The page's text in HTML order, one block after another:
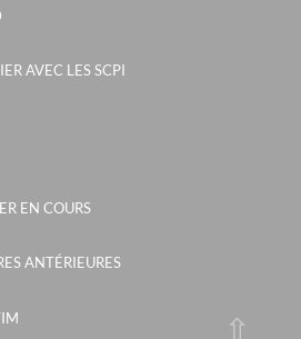
AVEC LES SCPI
EN COURS
ANTÉRIEURES